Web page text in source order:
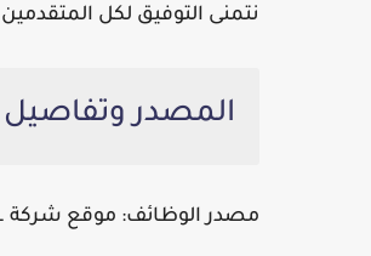
نتمنى التوفيق لكل
المصدر وتفاصيل
مصدر الوظائف: موقع شركة MEDL